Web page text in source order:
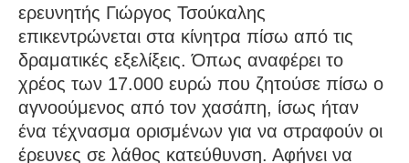
ερευνητής Γιώργος Τσούκαλης
επικεντρώνεται στα κίνητρα πίσω από τις
δραματικές εξελίξεις. Όπως αναφέρει το
χρέος των 17.000 ευρώ που ζητούσε πίσω ο
αγνοούμενος από τον χασάπη, ίσως ήταν
ένα τέχνασμα ορισμένων για να στραφούν οι
έρευνες σε λάθος κατεύθυνση. Αφήνει να